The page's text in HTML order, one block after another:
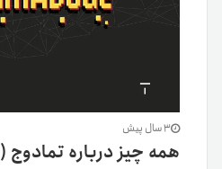
3 سال پیش
همه‌ چیز درباره تمادوج (Tamadoge)